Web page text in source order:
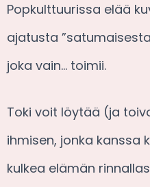
Popkulttuurissa elää
ajatusta
joka vain… toimii.
Toki voit löytää (ja
ihmisen, jonka kanssa
kulkea elämän